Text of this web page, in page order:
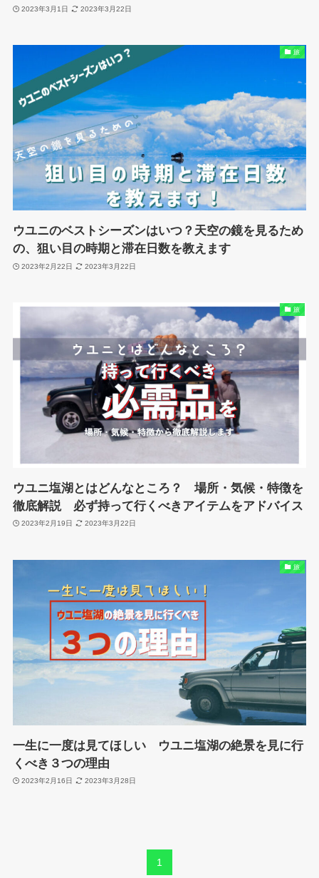
2023年3月1日 2023年3月22日
旅
ウユニのベストシーズンはいつ？天空の鏡を見るため
の、狙い目の時期と滞在日数を教えます
2023年2月22日 2023年3月22日
旅
ウユニ塩湖とはどんなところ？ 場所・気候・特徴を
徹底解説 必ず持って行くべきアイテムをアドバイス
2023年2月19日 2023年3月22日
旅
一生に一度は見てほしい ウユニ塩湖の絶景を見に行
くべき３つの理由
2023年2月16日 2023年3月28日
1